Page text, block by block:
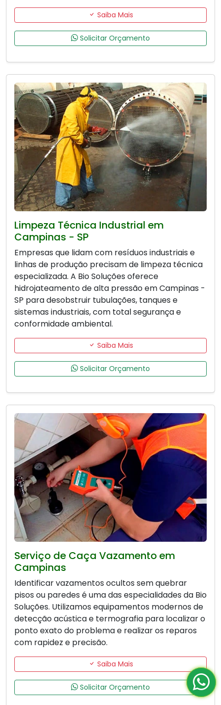
Saiba Mais
Solicitar Orçamento
Limpeza Técnica Industrial em
Campinas - SP
Empresas que lidam com resíduos industriais e
linhas de produção precisam de limpeza técnica
especializada. A Bio Soluções oferece
hidrojateamento de alta pressão em Campinas -
SP para desobstruir tubulações, tanques e
sistemas industriais, com total segurança e
conformidade ambiental.
Saiba Mais
Solicitar Orçamento
Serviço de Caça Vazamento em
Campinas
Identificar vazamentos ocultos sem quebrar
pisos ou paredes é uma das especialidades da Bio
Soluções. Utilizamos equipamentos modernos de
detecção acústica e termografia para localizar o
ponto exato do problema e realizar os reparos
com rapidez e precisão.
Saiba Mais
Solicitar Orçamento